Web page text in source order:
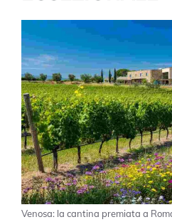
Venosa: la cantina premiata a